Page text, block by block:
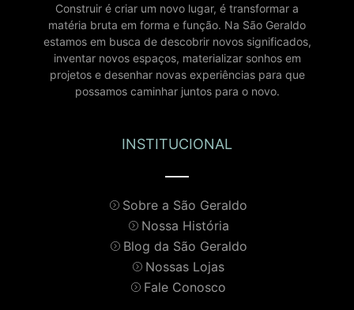
Construir é criar um novo lugar, é transformar a
matéria bruta em forma e função. Na São Geraldo
estamos em busca de descobrir novos significados,
inventar novos espaços, materializar sonhos em
projetos e desenhar novas experiências para que
possamos caminhar juntos para o novo.
INSTITUCIONAL
Sobre a São Geraldo
Nossa História
Blog da São Geraldo
Nossas Lojas
Fale Conosco